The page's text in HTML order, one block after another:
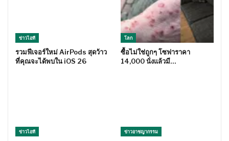
ข่าวไอที
รวมฟีเจอร์ใหม่ AirPods สุดว้าว
ที่คุณจะได้พบใน iOS 26
โลก
ซื้อไม่ใช่ถูกๆ โซฟาราคา
14,000 นั่งแล้วมี…
ข่าวไอที ข่าวอาชญากรรม